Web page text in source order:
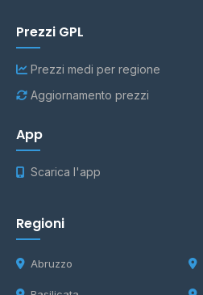
Prezzi GPL
Prezzi medi per regione
Aggiornamento prezzi
App
Scarica l'app
Regioni
Abruzzo